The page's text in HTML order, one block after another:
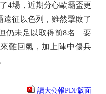
4場，近期分心歐霸盃更
遠征以色列，雖然擊敗了
仍未足以取得前8名，要
難回氣，加上陣中傷兵
讀大公報PDF版面